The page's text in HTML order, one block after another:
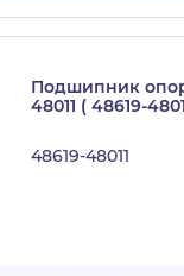
Подшипник
48011 ( 48619-
48619-48011